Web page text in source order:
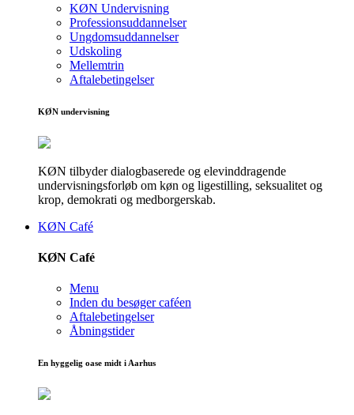
KØN Undervisning
Professionsuddannelser
Ungdomsuddannelser
Udskoling
Mellemtrin
Aftalebetingelser
KØN undervisning
KØN tilbyder dialogbaserede og elevinddragende
undervisningsforløb om køn og ligestilling, seksualitet og
krop, demokrati og medborgerskab.
KØN Café
KØN Café
Menu
Inden du besøger caféen
Aftalebetingelser
Åbningstider
En hyggelig oase midt i Aarhus